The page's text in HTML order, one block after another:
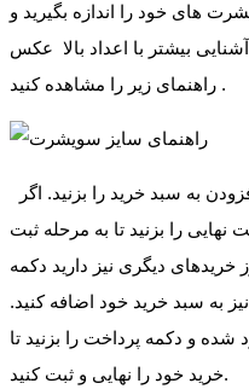
های خود را اندازه بگیرید و
آشنایی بیشتر با اعداد بالا عکس
راهنمای زیر را مشاهده کنید .
به سبد خرید را بزنید. اگر
را بزنید تا به مرحله ثبت
دیگری نیز دارید دکمه
به سبد خرید خود اضافه کنید.
شده و دکمه پرداخت را بزنید تا
خرید خود را نهایی و ثبت کنید.